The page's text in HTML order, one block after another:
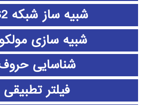
شبیه ساز شبکه NS2
شبیه سازی
شناسایی
فیلتر تطبیقی